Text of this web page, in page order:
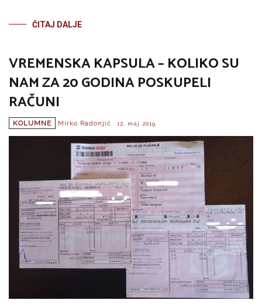
ČITAJ DALJE
VREMENSKA KAPSULA – KOLIKO SU
NAM ZA 20 GODINA POSKUPELI
RAČUNI
KOLUMNE Mirko Radonjić 12. maj 2019.